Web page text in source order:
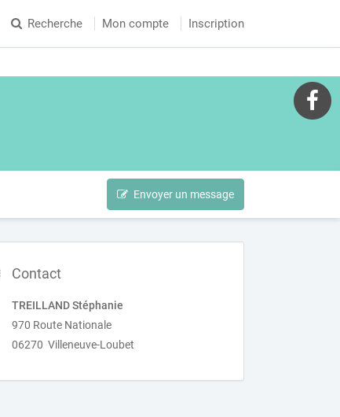
Recherche Mon compte Inscription
Envoyer un message
Contact
TREILLAND Stéphanie
970 Route Nationale
06270 Villeneuve-Loubet